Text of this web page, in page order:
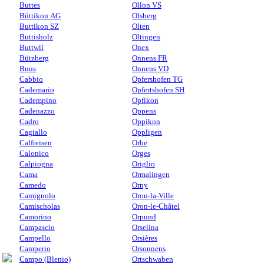
Buttes
Büttikon AG
Buttikon SZ
Buttisholz
Buttwil
Bützberg
Buus
Cabbio
Cademario
Cadempino
Cadenazzo
Cadro
Cagiallo
Calfreisen
Calonico
Calpiogna
Cama
Camedo
Camignolo
Camischolas
Camorino
Campascio
Campello
Camperio
Campo (Blenio)
Ollon VS
Olsberg
Olten
Oltingen
Onex
Onnens FR
Onnens VD
Opfershofen TG
Opfertshofen SH
Opfikon
Oppens
Oppikon
Oppligen
Orbe
Orges
Origlio
Ormalingen
Orny
Oron-la-Ville
Oron-le-Châtel
Orpund
Orselina
Orsières
Orsonnens
Ortschwaben